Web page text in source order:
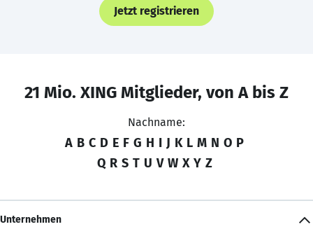
Jetzt registrieren
21 Mio. XING Mitglieder, von A bis Z
Nachname:
A B C D E F G H I J K L M N O P
Q R S T U V W X Y Z
Unternehmen